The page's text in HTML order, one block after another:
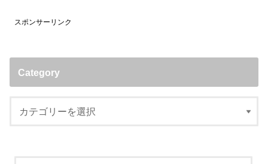
スポンサーリンク
Category